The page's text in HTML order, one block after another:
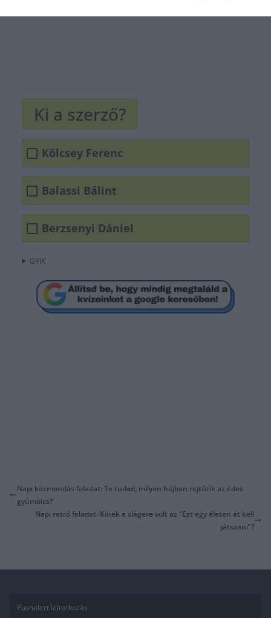
Ki a szerző?
Kölcsey Ferenc
Balassi Bálint
Berzsenyi Dániel
GYIK
Napi közmondás feladat: Te tudod, milyen héjban rejtőzik az édes
gyümölcs?
Napi retró feladat: Kinek a slágere volt az “Ezt egy életen át kell
játszani”?
Pushalert leíratkozás